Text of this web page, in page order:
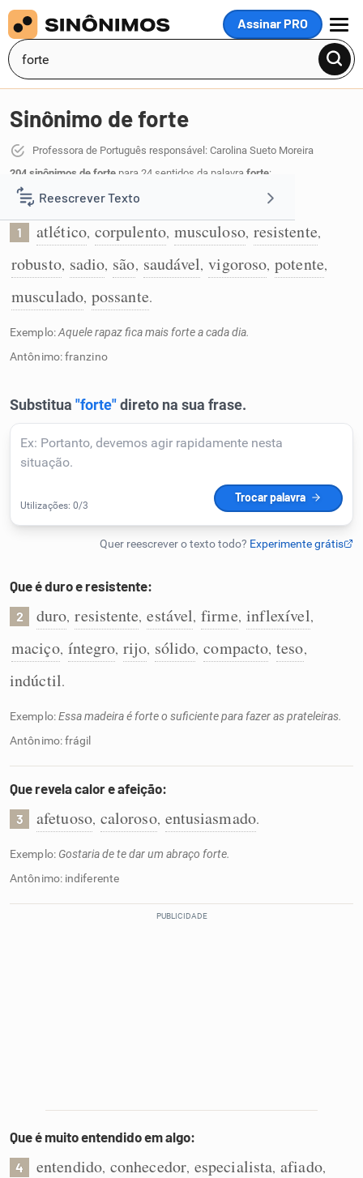
Assinar PRO
MENU
Reescrever Texto
Resumir Texto
Corrigir Texto
Detector de IA
Cata-letras
Dicionário
Sinônimo de forte
Professora de Português responsável: Carolina Sueto Moreira
204 sinônimos de forte para 24 sentidos da palavra forte:
Que tem força e saúde:
1 atlético, corpulento, musculoso, resistente,
robusto, sadio, são, saudável, vigoroso, potente,
musculado, possante.
Exemplo:Aquele rapaz fica mais forte a cada dia.
Antônimo: franzino
Que é duro e resistente:
2 duro, resistente, estável, firme, inflexível,
maciço, íntegro, rijo, sólido, compacto, teso,
indúctil.
Exemplo:Essa madeira é forte o suficiente para fazer as prateleiras.
Antônimo: frágil
Que revela calor e afeição:
3 afetuoso, caloroso, entusiasmado.
Exemplo: Gostaria de te dar um abraço forte.
Antônimo: indiferente
Que é muito entendido em algo:
4 entendido, conhecedor, especialista, afiado,